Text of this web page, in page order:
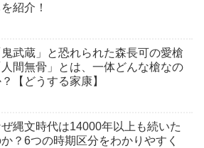
紹介！
鬼武蔵」と恐れられた森長可の愛槍
人間無骨」とは、一体どんな槍なの
【どうする家康】
ぜ縄文時代は14000年以上も続いた
？6つの時期区分をわかりやすく